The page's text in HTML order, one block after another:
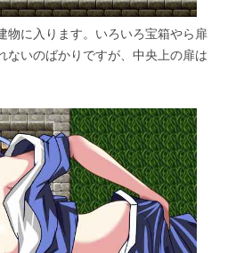
物に入ります。いろいろ宝箱やら扉
ないのばかりですが、中央上の扉は